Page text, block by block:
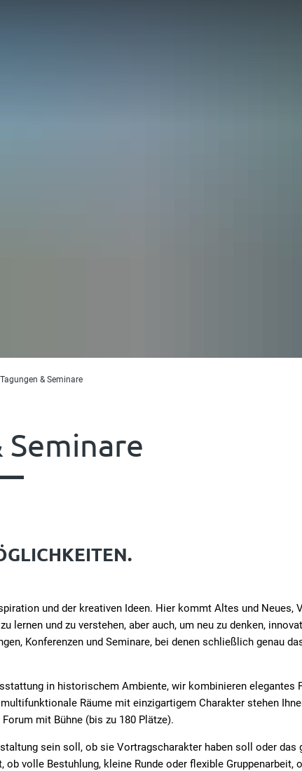
Tagungen & Seminare
Seminare
und der kreativen Ideen. Hier kommt Altes und Neues,
lernen und zu verstehen, aber auch, um neu zu denken,
Konferenzen und Seminare, bei denen schließlich genau
in historischem Ambiente, wir kombinieren elegantes
Räume mit einzigartigem Charakter stehen
mit Bühne (bis zu 180 Plätze).
sein soll, ob sie Vortragscharakter haben soll oder das
volle Bestuhlung, kleine Runde oder flexible Gruppenarbeit,